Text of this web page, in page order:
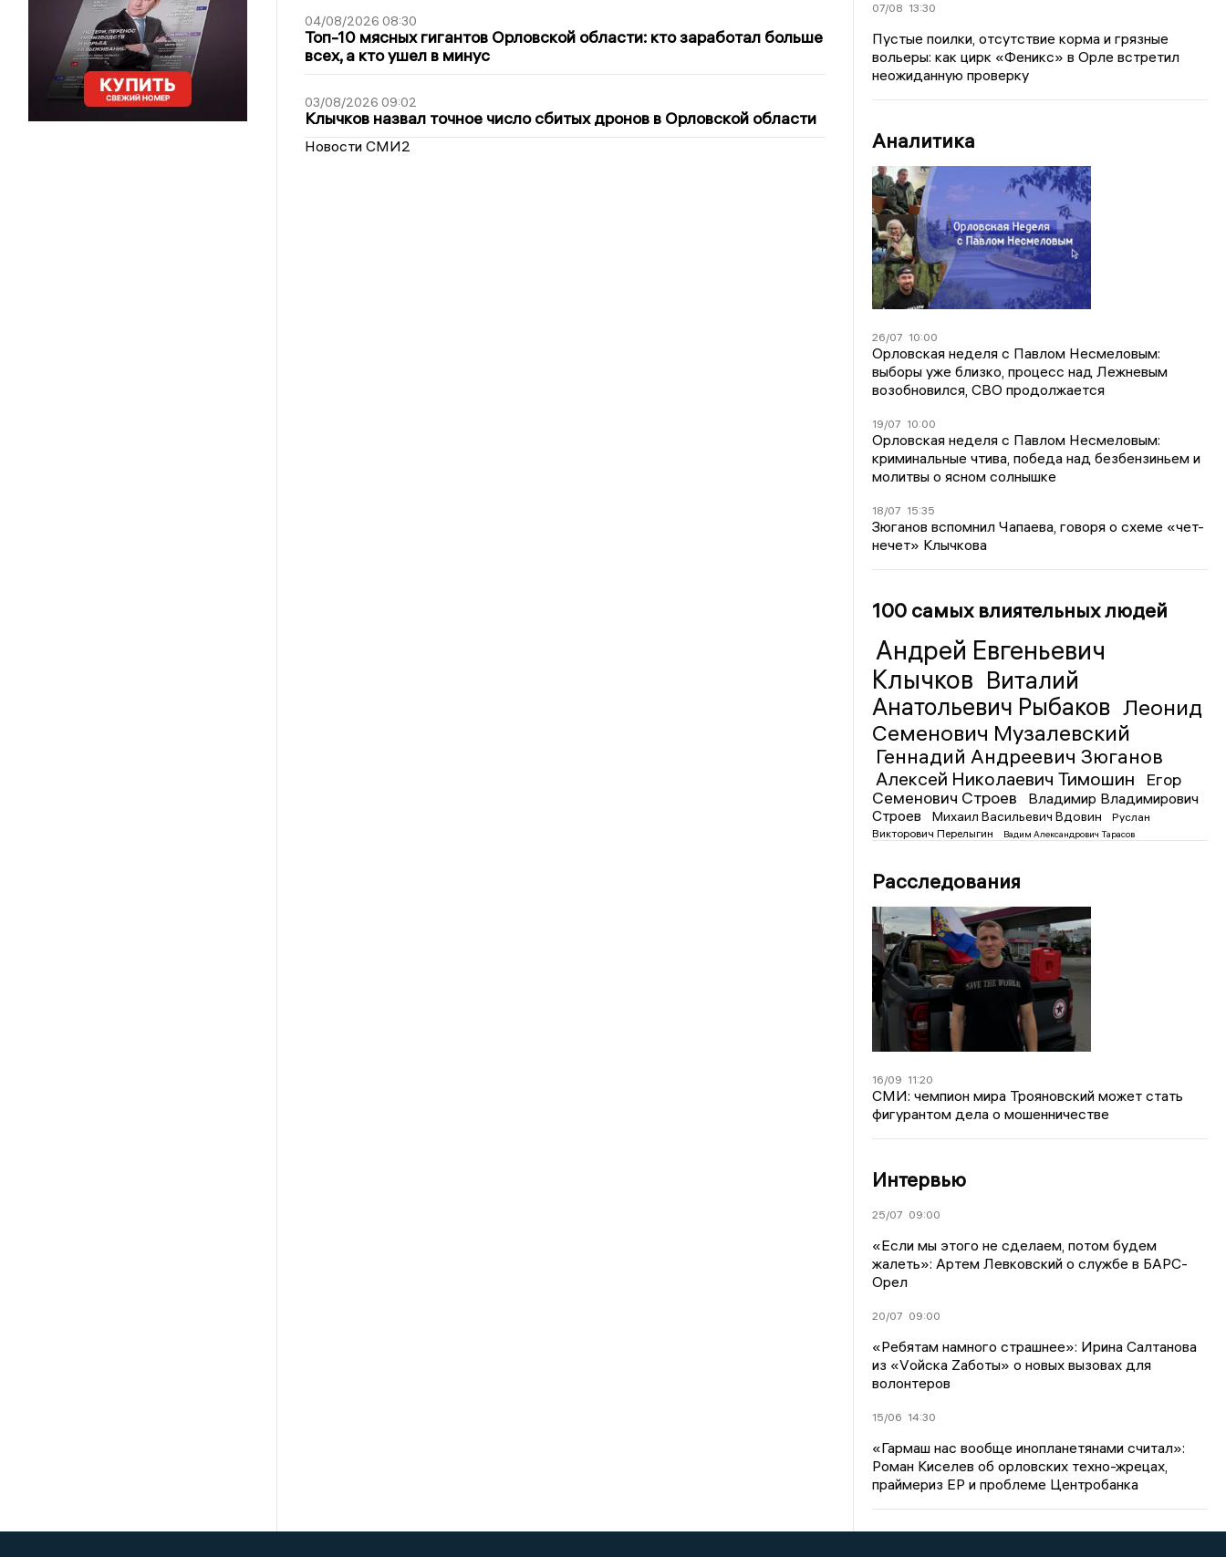
04/08/2026 08:30
Топ-10 мясных гигантов Орловской области: кто заработал больше
всех, а кто ушел в минус
03/08/2026 09:02
Клычков назвал точное число сбитых дронов в Орловской области
Новости СМИ2
07/08 13:30
Пустые поилки, отсутствие корма и грязные
вольеры: как цирк «Феникс» в Орле встретил
неожиданную проверку
Аналитика
26/07 10:00
Орловская неделя с Павлом Несмеловым:
выборы уже близко, процесс над Лежневым
возобновился, СВО продолжается
19/07 10:00
Орловская неделя с Павлом Несмеловым:
криминальные чтива, победа над безбензиньем и
молитвы о ясном солнышке
18/07 15:35
Зюганов вспомнил Чапаева, говоря о схеме «чет-
нечет» Клычкова
100 самых влиятельных людей
Андрей Евгеньевич
Клычков Виталий
Анатольевич Рыбаков Леонид
Семенович Музалевский
Геннадий Андреевич Зюганов
Алексей Николаевич Тимошин
Егор
Семенович Строев
Владимир Владимирович
Строев
Михаил Васильевич Вдовин
Руслан
Викторович Перелыгин
Вадим Александрович Тарасов
Расследования
16/09 11:20
СМИ: чемпион мира Трояновский может стать
фигурантом дела о мошенничестве
Интервью
25/07 09:00
«Если мы этого не сделаем, потом будем
жалеть»: Артем Левковский о службе в БАРС-
Орел
20/07 09:00
«Ребятам намного страшнее»: Ирина Салтанова
из «Vойска Zаботы» о новых вызовах для
волонтеров
15/06 14:30
«Гармаш нас вообще инопланетянами считал»:
Роман Киселев об орловских техно-жрецах,
праймериз ЕР и проблеме Центробанка